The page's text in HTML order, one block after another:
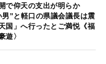
で仰天の支出が明らか
”と軽口の県議会議長は震
国」へ行ったとご満悦《福
遊〉